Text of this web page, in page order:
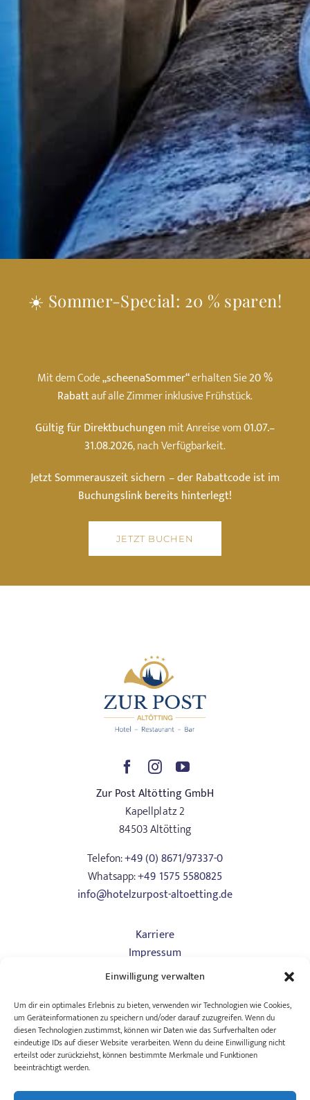
Einwilligung verwalten
Um dir ein optimales Erlebnis zu bieten, verwenden wir Technologien wie Cookies,
um Geräteinformationen zu speichern und/oder darauf zuzugreifen. Wenn du
diesen Technologien zustimmst, können wir Daten wie das Surfverhalten oder
eindeutige IDs auf dieser Website verarbeiten. Wenn du deine Einwilligung nicht
erteilst oder zurückziehst, können bestimmte Merkmale und Funktionen
beeinträchtigt werden.
☀️ Sommer-Special: 20 % sparen!
Mit dem Code„scheenaSommer“erhalten Sie20 %
Rabattauf alle Zimmer inklusive Frühstück.
Gültig für Direktbuchungenmit Anreise vom01.07.–
31.08.2026, nach Verfügbarkeit.
Jetzt Sommerauszeit sichern – der Rabattcode ist im
Buchungslink bereits hinterlegt!
JETZT BUCHEN
Zur Post Altötting GmbH
Kapellplatz 2
84503 Altötting
Telefon:+49 (0) 8671/97337-0
Whatsapp:+49 1575 5580825
info@hotelzurpost-altoetting.de
Karriere
Impressum
Datenschutz
AGB Hotel
AGB Tagungen
Barrierefreiheitserklärung